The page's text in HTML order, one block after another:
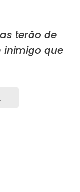
terão de
inimigo que